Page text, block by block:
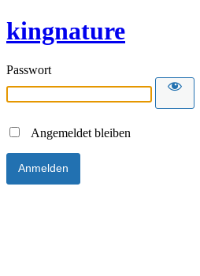
kingnature
Passwort
Angemeldet bleiben